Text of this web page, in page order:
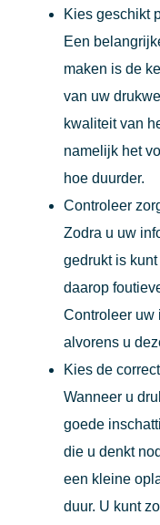
Kies geschikt
Een
maken is de
van uw
kwaliteit van
namelijk het
hoe duurder.
Controleer
Zodra u uw
gedrukt is
daarop
Controleer uw
alvorens u
Kies de
Wanneer u
goede
die u denkt
een kleine
duur. U kunt